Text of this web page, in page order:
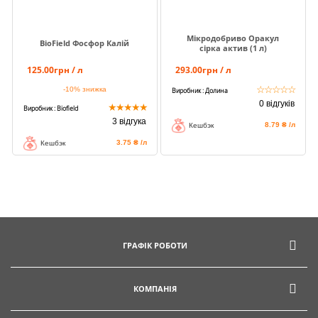
BioField Фосфор Калій
125.00грн / л
-10%знижка
Виробник : Biofield ★★★★★
3 відгука
Кешбэк 3.75 ₴ /л
Мікродобриво Оракул
сірка актив (1 л)
293.00грн / л
Виробник : Долина ☆☆☆☆☆
0 відгуків
Кешбэк 8.79 ₴ /л
ГРАФІК РОБОТИ
КОМПАНІЯ